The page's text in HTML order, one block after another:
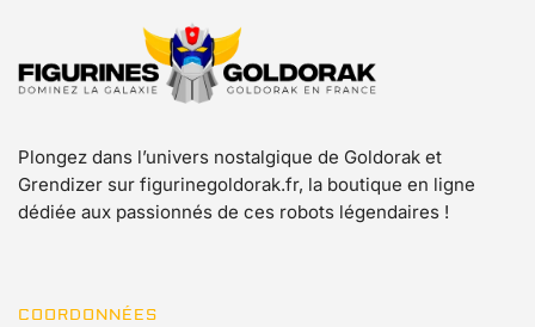
Plongez dans l’univers nostalgique de Goldorak et
Grendizer sur figurinegoldorak.fr, la boutique en ligne
dédiée aux passionnés de ces robots légendaires !
COORDONNÉES